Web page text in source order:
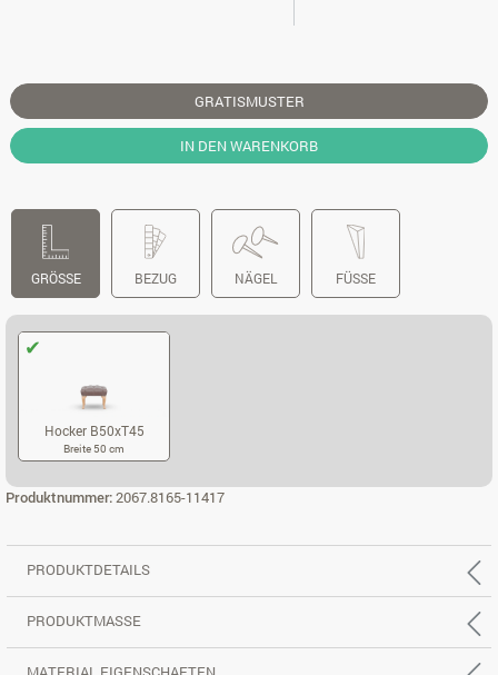
GRATISMUSTER
IN DEN WARENKORB
GRÖSSE BEZUG NÄGEL FÜSSE
Hocker B50xT45
Breite 50 cm
Produktnummer:2067.8165-11417
PRODUKTDETAILS
PRODUKTMASSE